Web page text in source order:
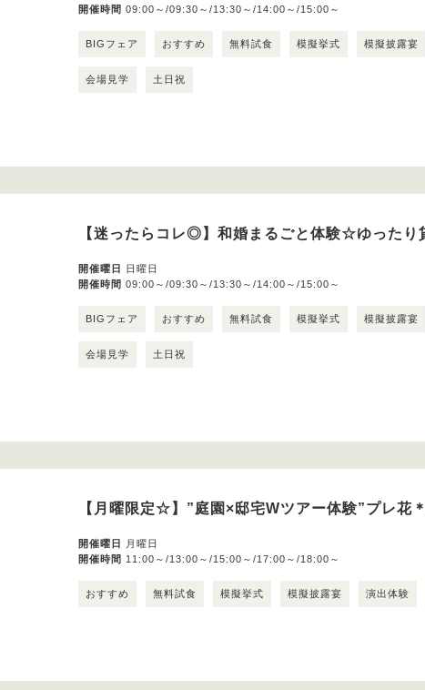
開催時間 09:00～/09:30～/13:30～/14:00～/15:00～
BIGフェア おすすめ 無料試食 模擬挙式 模擬披露宴
会場見学 土日祝
【迷ったらコレ◎】和婚まるごと体験☆ゆったり
開催曜日
日曜日
開催時間 09:00～/09:30～/13:30～/14:00～/15:00～
BIGフェア おすすめ 無料試食 模擬挙式 模擬披露宴
会場見学 土日祝
【月曜限定☆】”庭園×邸宅Wツアー体験”プレ花
開催曜日
月曜日
開催時間 11:00～/13:00～/15:00～/17:00～/18:00～
おすすめ 無料試食 模擬挙式 模擬披露宴 演出体験